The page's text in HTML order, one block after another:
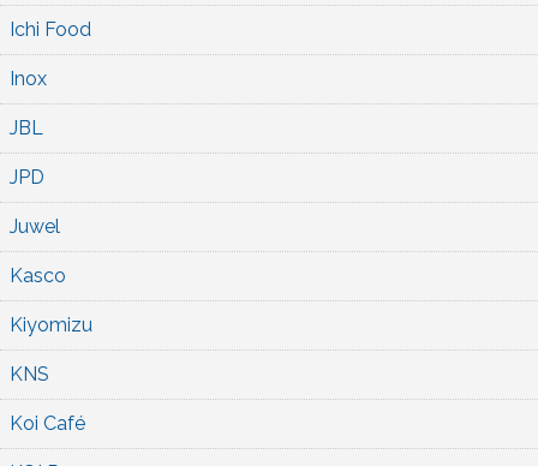
Ichi Food
Inox
JBL
JPD
Juwel
Kasco
Kiyomizu
KNS
Koi Café